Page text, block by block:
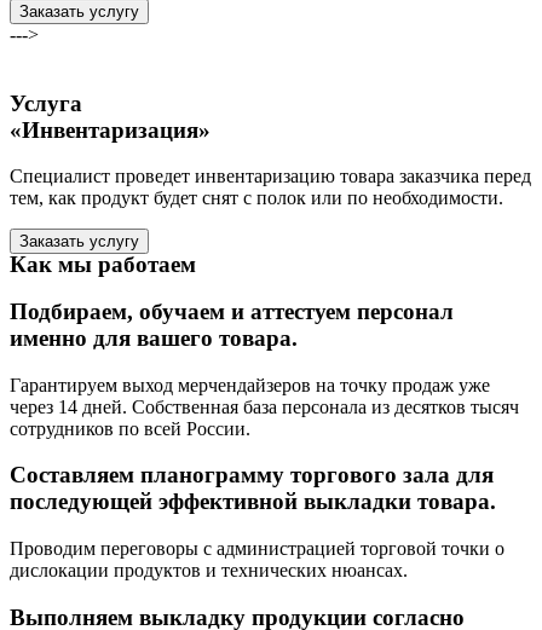
Заказать услугу
--->
Услуга
«Инвентаризация»
Специалист проведет инвентаризацию товара заказчика перед
тем, как продукт будет снят с полок или по необходимости.
Заказать услугу
Как мы работаем
Подбираем, обучаем и аттестуем персонал
именно для вашего товара.
Гарантируем выход мерчендайзеров на точку продаж уже
через 14 дней. Собственная база персонала из десятков тысяч
сотрудников по всей России.
Составляем планограмму торгового зала для
последующей эффективной выкладки товара.
Проводим переговоры с администрацией торговой точки о
дислокации продуктов и технических нюансах.
Выполняем выкладку продукции согласно